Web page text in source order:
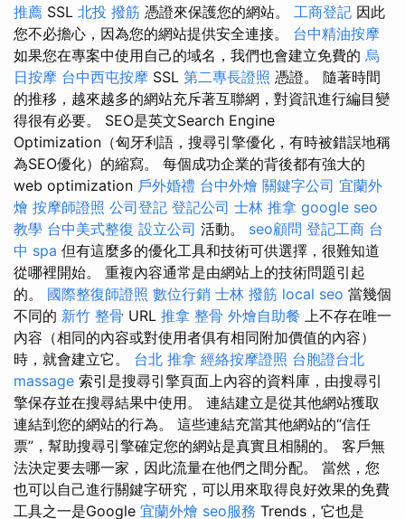
推薦 SSL 北投 撥筋 憑證來保護您的網站。 工商登記 因此
您不必擔心，因為您的網站提供安全連接。 台中精油按摩
如果您在專案中使用自己的域名，我們也會建立免費的 烏
日按摩 台中西屯按摩 SSL 第二專長證照 憑證。 隨著時間
的推移，越來越多的網站充斥著互聯網，對資訊進行編目變
得很有必要。 SEO是英文Search Engine
Optimization（匈牙利語，搜尋引擎優化，有時被錯誤地稱
為SEO優化）的縮寫。 每個成功企業的背後都有強大的
web optimization 戶外婚禮 台中外燴 關鍵字公司 宜蘭外
燴 按摩師證照 公司登記 登記公司 士林 推拿 google seo
教學 台中美式整復 設立公司 活動。 seo顧問 登記工商 台
中 spa 但有這麼多的優化工具和技術可供選擇，很難知道
從哪裡開始。 重複內容通常是由網站上的技術問題引起
的。 國際整復師證照 數位行銷 士林 撥筋 local seo 當幾個
不同的 新竹 整骨 URL 推拿 整骨 外燴自助餐 上不存在唯一
內容（相同的內容或對使用者俱有相同附加價值的內容）
時，就會建立它。 台北 推拿 經絡按摩證照 台胞證台北
massage 索引是搜尋引擎頁面上內容的資料庫，由搜尋引
擎保存並在搜尋結果中使用。 連結建立是從其他網站獲取
連結到您的網站的行為。 這些連結充當其他網站的“信任
票”，幫助搜尋引擎確定您的網站是真實且相關的。 客戶無
法決定要去哪一家，因此流量在他們之間分配。 當然，您
也可以自己進行關鍵字研究，可以用來取得良好效果的免費
工具之一是Google 宜蘭外燴 seo服務 Trends，它也是